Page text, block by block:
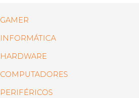
GAMER
INFORMÁTICA
HARDWARE
COMPUTADORES
PERIFÉRICOS